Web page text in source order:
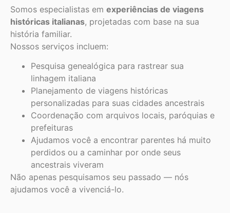
Somos especialistas em experiências de viagens
históricas italianas, projetadas com base na sua
história familiar.
Nossos serviços incluem:
Pesquisa genealógica para rastrear sua
linhagem italiana
Planejamento de viagens históricas
personalizadas para suas cidades ancestrais
Coordenação com arquivos locais, paróquias e
prefeituras
Ajudamos você a encontrar parentes há muito
perdidos ou a caminhar por onde seus
ancestrais viveram
Não apenas pesquisamos seu passado — nós
ajudamos você a vivenciá-lo.